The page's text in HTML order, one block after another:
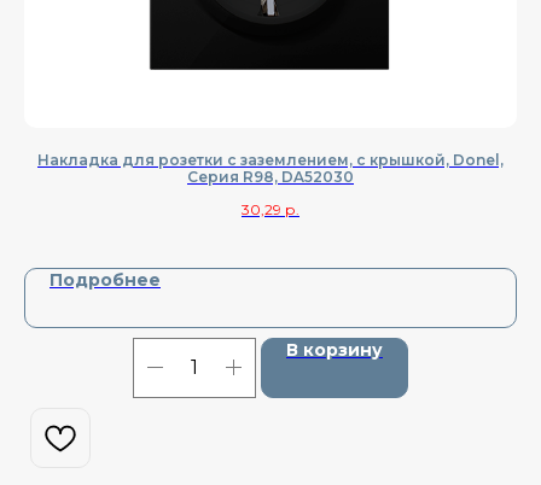
Накладка для розетки с заземлением, с крышкой, Donel,
Cерия R98, DA52030
30,29 р.
Подробнее
В корзину